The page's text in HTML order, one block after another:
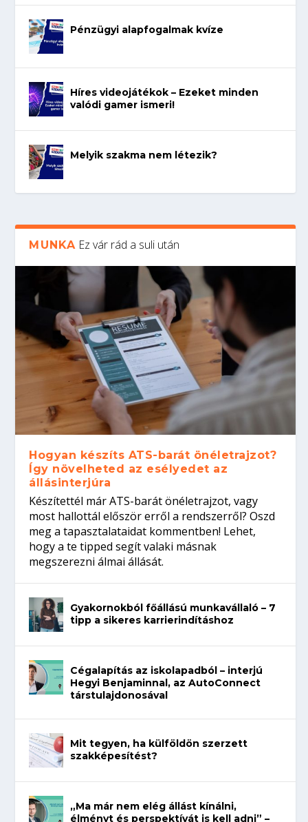
Pénzügyi alapfogalmak kvíze
Híres videojátékok – Ezeket minden
valódi gamer ismeri!
Melyik szakma nem létezik?
MUNKA Ez vár rád a suli után
Hogyan készíts ATS-barát önéletrajzot?
Így növelheted az esélyedet az
állásinterjúra
Készítettél már ATS-barát önéletrajzot, vagy
most hallottál először erről a rendszerről? Oszd
meg a tapasztalataidat kommentben! Lehet,
hogy a te tipped segít valaki másnak
megszerezni álmai állását.
Gyakornokból főállású munkavállaló – 7
tipp a sikeres karrierindításhoz
Cégalapítás az iskolapadból – interjú
Hegyi Benjaminnal, az AutoConnect
társtulajdonosával
Mit tegyen, ha külföldön szerzett
szakképesítést?
„Ma már nem elég állást kínálni,
élményt és perspektívát is kell adni” –